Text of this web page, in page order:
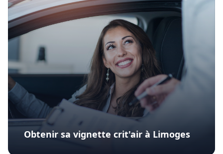
Obtenir sa vignette crit'air à Limoges